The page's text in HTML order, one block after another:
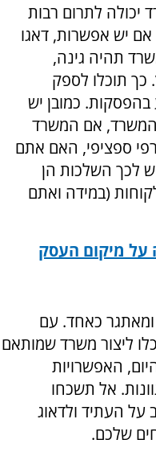
יכולה לתרום רבות
אם יש אפשרות, דאגו
תהיה גינה,
כך תוכלו לספק
בהפסקות. כמובן יש
המשרד, אם המשרד
ספציפי, האם אתם
לכך השלכות הן
(במידה ואתם
על מיקום העסק
כאחד. עם
ליצור משרד שמותאם
האפשרויות
אל תשכחו
על העתיד ולדאוג
שלכם.